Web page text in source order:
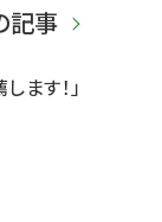
記事
ます！」